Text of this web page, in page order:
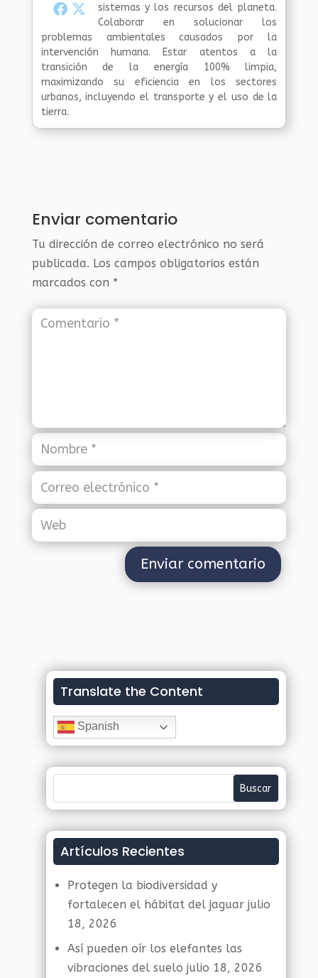
sistemas y los recursos del planeta.
Colaborar en solucionar los
problemas ambientales causados por la
intervención humana. Estar atentos a la
transición de la energía 100% limpia,
maximizando su eficiencia en los sectores
urbanos, incluyendo el transporte y el uso de la
tierra.
Enviar comentario
Tu dirección de correo electrónico no será
publicada. Los campos obligatorios están
marcados con *
Translate the Content
Spanish
Artículos Recientes
Protegen la biodiversidad y
fortalecen el hábitat del jaguar julio
18, 2026
Así pueden oír los elefantes las
vibraciones del suelo julio 18, 2026